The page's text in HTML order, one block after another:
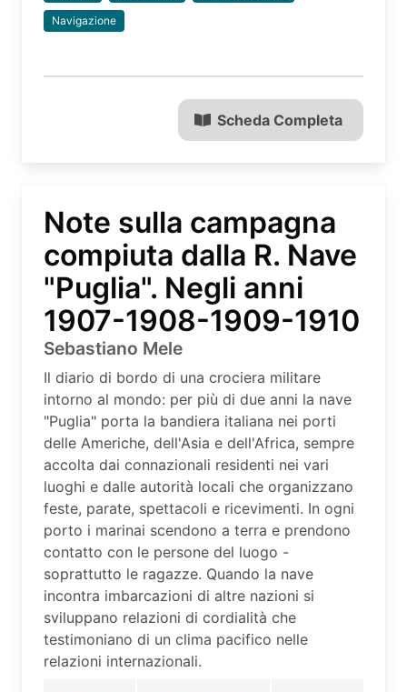
Navigazione
Scheda Completa
Note sulla campagna
compiuta dalla R. Nave
"Puglia". Negli anni
1907-1908-1909-1910
Sebastiano Mele
Il diario di bordo di una crociera militare
intorno al mondo: per più di due anni la nave
"Puglia" porta la bandiera italiana nei porti
delle Americhe, dell'Asia e dell'Africa, sempre
accolta dai connazionali residenti nei vari
luoghi e dalle autorità locali che organizzano
feste, parate, spettacoli e ricevimenti. In ogni
porto i marinai scendono a terra e prendono
contatto con le persone del luogo -
soprattutto le ragazze. Quando la nave
incontra imbarcazioni di altre nazioni si
sviluppano relazioni di cordialità che
testimoniano di un clima pacifico nelle
relazioni internazionali.